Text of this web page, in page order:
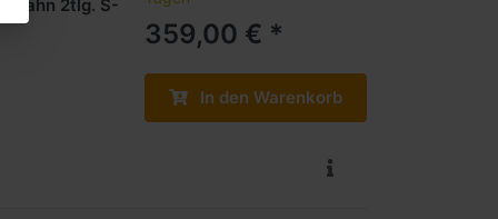
Bahn 2tlg. S-
359,00 € *
In den Warenkorb